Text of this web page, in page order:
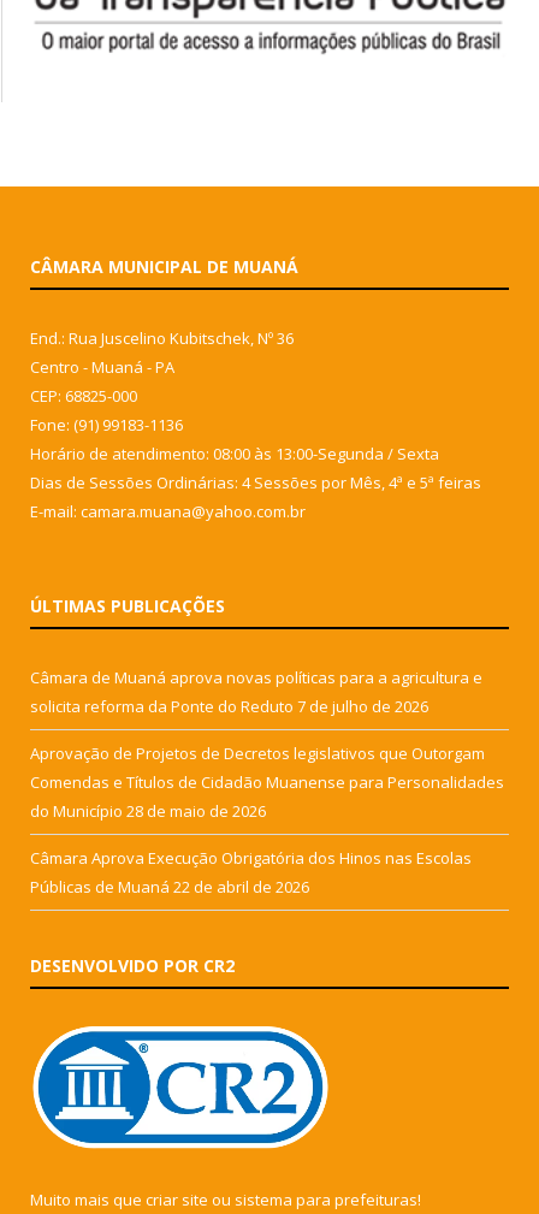
CÂMARA MUNICIPAL DE MUANÁ
End.: Rua Juscelino Kubitschek, Nº 36
Centro - Muaná - PA
CEP: 68825-000
Fone: (91) 99183-1136
Horário de atendimento: 08:00 às 13:00-Segunda / Sexta
Dias de Sessões Ordinárias: 4 Sessões por Mês, 4ª e 5ª feiras
E-mail: camara.muana@yahoo.com.br
ÚLTIMAS PUBLICAÇÕES
Câmara de Muaná aprova novas políticas para a agricultura e
solicita reforma da Ponte do Reduto 7 de julho de 2026
Aprovação de Projetos de Decretos legislativos que Outorgam
Comendas e Títulos de Cidadão Muanense para Personalidades
do Município 28 de maio de 2026
Câmara Aprova Execução Obrigatória dos Hinos nas Escolas
Públicas de Muaná 22 de abril de 2026
DESENVOLVIDO POR CR2
Muito mais que criar site ou sistema para prefeituras!